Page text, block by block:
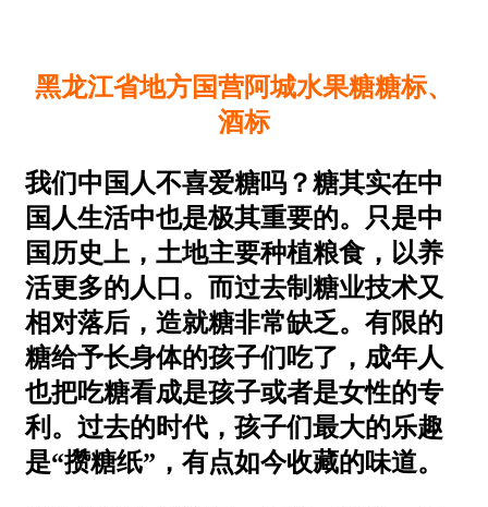
黑龙江省地方国营阿城水果糖糖标、
酒标
我们中国人不喜爱糖吗？糖其实在中
国人生活中也是极其重要的。只是中
国历史上，土地主要种植粮食，以养
活更多的人口。而过去制糖业技术又
相对落后，造就糖非常缺乏。有限的
糖给予长身体的孩子们吃了，成年人
也把吃糖看成是孩子或者是女性的专
利。过去的时代，孩子们最大的乐趣
是“攒糖纸”，有点如今收藏的味道。